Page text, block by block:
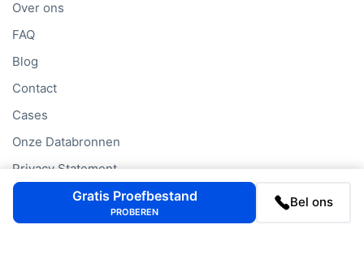
Over ons
FAQ
Blog
Contact
Cases
Onze Databronnen
Privacy Statement
CookiebeleidGratis Proefbestand
PROBEREN
Bel ons